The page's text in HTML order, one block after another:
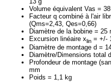
Volume équivalent Vas =
Facteur q combiné à l'air
(Qms=2,43, Qes=0,66)
Diamètre de la bobine = 25
Excursion linéaire xlin = +/-
Diamètre de montage d =
Diamètre/Dimensions total
Profondeur de montage
mm
Poids = 1,1 kg